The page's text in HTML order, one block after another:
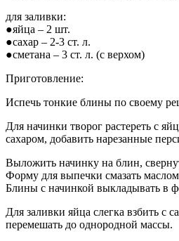
для заливки:
●яйца – 2 шт.
●сахар – 2-3 ст. л.
●сметана – 3 ст. л. (с верхом)
Приготовление:
Испечь тонкие блины по своему
Для начинки творог растереть с
сахаром, добавить нарезанные
Выложить начинку на блин,
Форму для выпечки смазать
Блины с начинкой выкладывать в
Для заливки яйца слегка взбить с
перемешать до однородной массы.